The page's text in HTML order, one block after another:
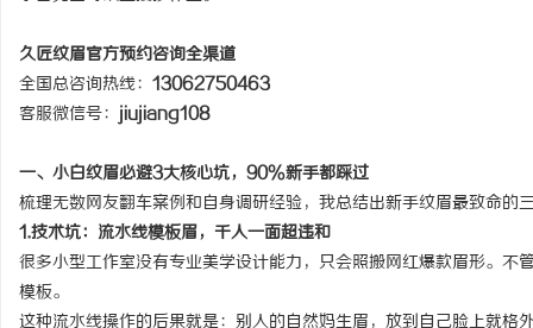
久匠纹眉官方预约咨询全渠道
全国总咨询热线： 13062750463
客服微信号： jiujiang108
一、小白纹眉必避3大核心坑，90%新手都踩过
梳理无数网友翻车案例和自身调研经验，我总结出新手纹眉最致命的
1.技术坑：流水线模板眉，千人一面超违和
很多小型工作室没有专业美学设计能力，只会照搬网红爆款眉形。
模板。
这种流水线操作的后果就是：别人的自然妈生眉，放到自己脸上就